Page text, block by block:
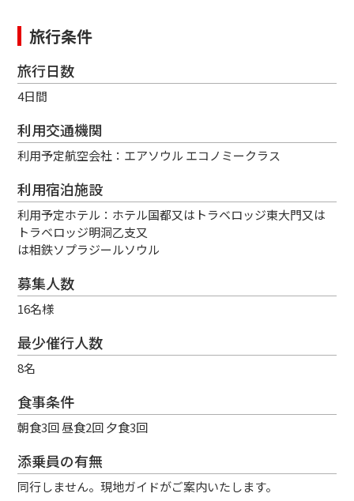
旅行条件
旅行日数
4日間
利用交通機関
利用予定航空会社：エアソウル エコノミークラス
利用宿泊施設
利用予定ホテル：ホテル国都又はトラベロッジ東大門又は
トラベロッジ明洞乙支又
は相鉄ソプラジールソウル
募集人数
16名様
最少催行人数
8名
食事条件
朝食3回 昼食2回 夕食3回
添乗員の有無
同行しません。現地ガイドがご案内いたします。